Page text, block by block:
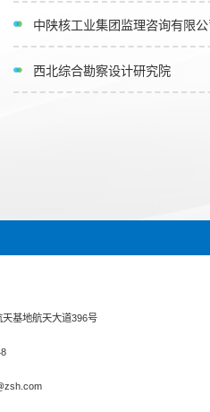
中陕核工业集团监理咨询有限公
西北综合勘察设计研究院
基地航天大道396号